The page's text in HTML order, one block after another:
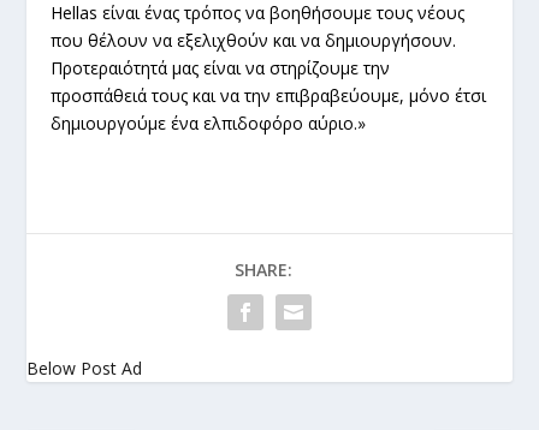
Hellas είναι ένας τρόπος να βοηθήσουμε τους νέους
που θέλουν να εξελιχθούν και να δημιουργήσουν.
Προτεραιότητά μας είναι να στηρίζουμε την
προσπάθειά τους και να την επιβραβεύουμε, μόνο έτσι
δημιουργούμε ένα ελπιδοφόρο αύριο.»
SHARE:
Below Post Ad